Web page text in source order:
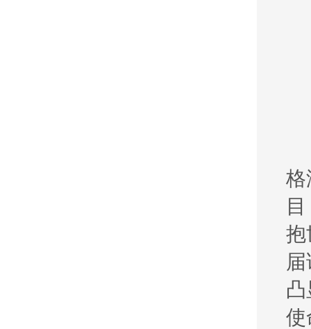
格
抱
使